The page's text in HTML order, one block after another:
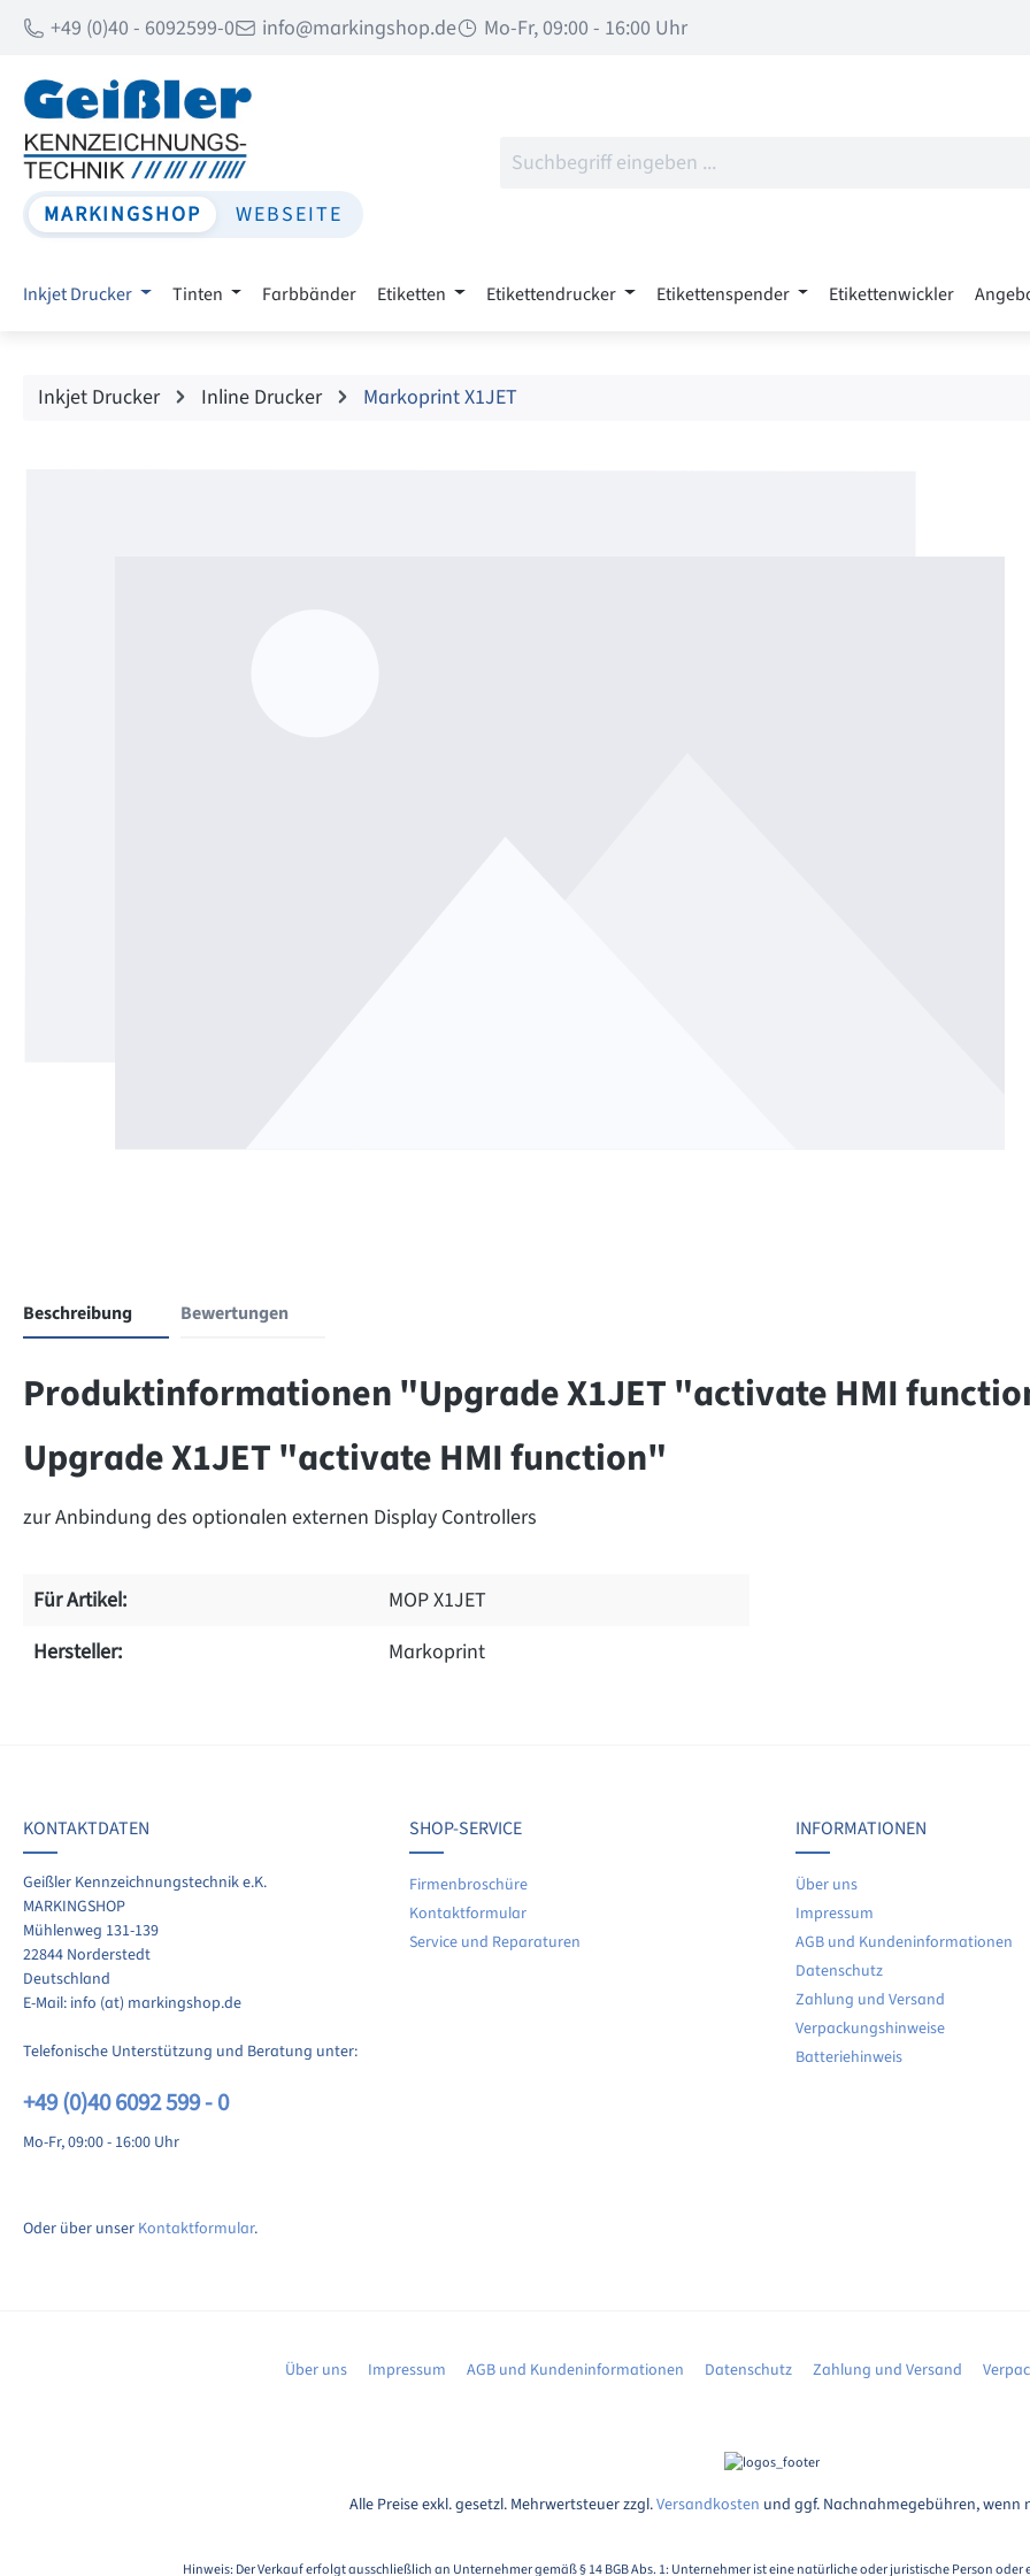
Hauptinhalt springen
Zur Suche springen
Zur Hauptnavigation springen
+49 (0)40 - 6092599-0 info@markingshop.de Mo-Fr, 09:00 - 16:00 Uhr
MARKINGSHOP WEBSEITE
Inkjet Drucker Tinten Farbbänder Etiketten Etikettendrucker Etikettenspender Etikettenwickler
Inkjet Drucker Inline Drucker Markoprint X1JET
Beschreibung Bewertungen
Produktinformationen "Upgrade X1JET "activate HMI
Upgrade X1JET "activate HMI function"
zur Anbindung des optionalen externen Display Controllers
Für Artikel:
MOP X1JET
Hersteller:
Markoprint
Sie Ihre Erfahrungen mit anderen Kunden.
schreiben
Keine Bewertungen gefunden. Teilen Sie Ihre
KONTAKTDATEN
Geißler Kennzeichnungstechnik e.K.
MARKINGSHOP
Mühlenweg 131-139
22844 Norderstedt
Deutschland
E-Mail: info (at) markingshop.de
Telefonische Unterstützung und Beratung unter:
+49 (0)40 6092 599 - 0
Mo-Fr, 09:00 - 16:00 Uhr
Oder über unser Kontaktformular.
SHOP-SERVICE
Firmenbroschüre
Kontaktformular
Service und Reparaturen
INFORMATIONEN
Über uns
Impressum
AGB und Kundeninformationen
Datenschutz
Zahlung und Versand
Verpackungshinweise
Batteriehinweis
Über uns Impressum AGB und Kundeninformationen Datenschutz Zahlung und Versand
Alle Preise exkl. gesetzl. Mehrwertsteuer zzgl.Versandkosten und ggf. Nachnahmegebühren, wenn
Hinweis: Der Verkauf erfolgt ausschließlich an Unternehmer gemäß § 14 BGB Abs. 1: Unternehmer ist eine natürliche oder juristische Person